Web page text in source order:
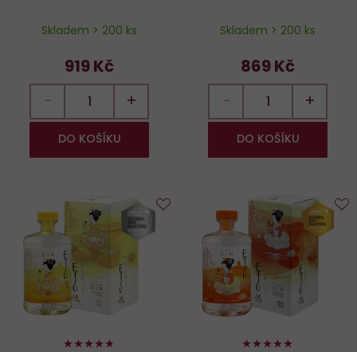
Skladem > 200 ks
919 Kč
− +
DO KOŠÍKU
Skladem > 200 ks
869 Kč
− +
DO KOŠÍKU
94%
oblíbených
100%